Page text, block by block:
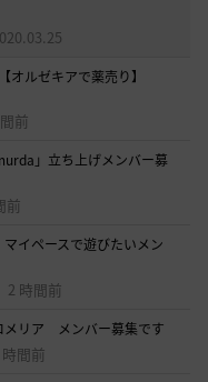
オルゼキアで薬売り】
前
」立ち上げメンバー募
前
マイペースで遊びたいメン
2 時間前
リア メンバー募集です
時間前